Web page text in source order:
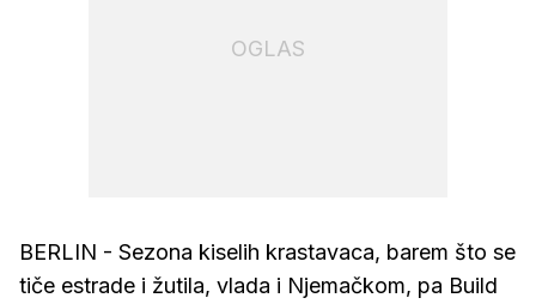
OGLAS
BERLIN - Sezona kiselih krastavaca, barem što se
tiče estrade i žutila, vlada i Njemačkom, pa Build